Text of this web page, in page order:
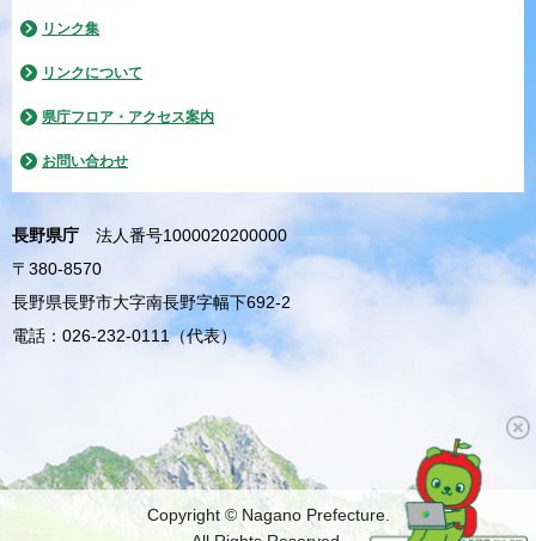
リンク集
リンクについて
県庁フロア・アクセス案内
お問い合わせ
長野県庁
法人番号1000020200000
〒380-8570
長野県長野市大字南長野字幅下692-2
電話：026-232-0111（代表）
Copyright © Nagano Prefecture.